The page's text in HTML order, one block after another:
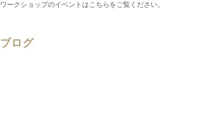
ワークショップのイベントはこちらをご覧ください。
ブログ